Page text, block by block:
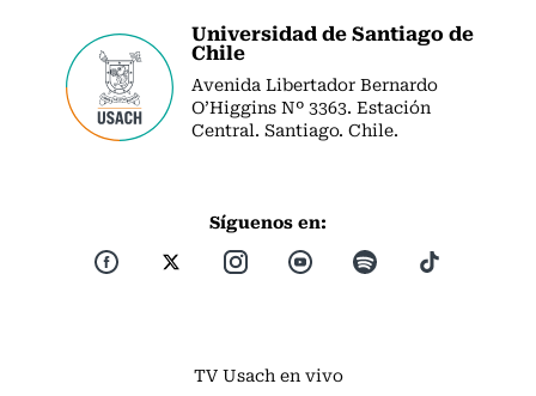
Universidad de Santiago de
Chile
Avenida Libertador Bernardo
O’Higgins Nº 3363. Estación
Central. Santiago. Chile.
Síguenos en:
TV Usach en vivo